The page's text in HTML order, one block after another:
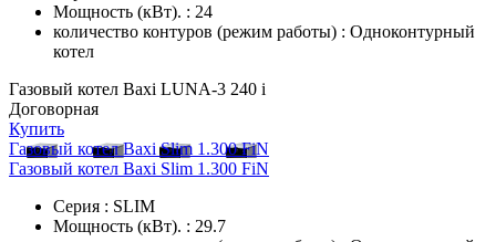
Мощность (кВт). : 24
количество контуров (режим работы) : Одноконтурный
котел
Газовый котел Baxi LUNA-3 240 i
Договорная
Купить
Газовый котел Baxi Slim 1.300 FiN
Газовый котел Baxi Slim 1.300 FiN
Серия : SLIM
Мощность (кВт). : 29.7